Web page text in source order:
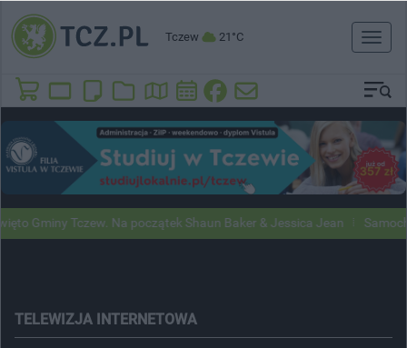
Tczew 21°C
Toggle
Tczew. Na początek Shaun Baker & Jessica Jean Samochody
TELEWIZJA INTERNETOWA